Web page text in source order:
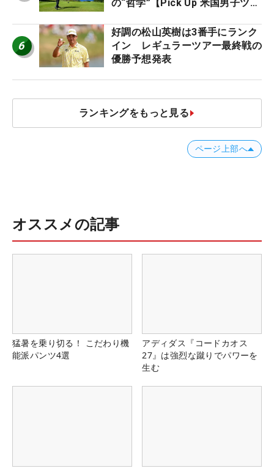
の“哲学”【Pick Up 米国男子ツア
6
好調の松山英樹は3番手にランク
イン レギュラーツアー最終戦の
優勝予想発表
ランキングをもっと見る
ページ上部へ
オススメの記事
猛暑を乗り切る！ こだわり機
能派パンツ4選
アディダス『コードカオス
27』は強烈な蹴りでパワーを
生む